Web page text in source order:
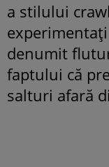
a stilului
denumit
faptului că
salturi afară